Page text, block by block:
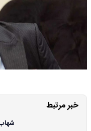
خبر مرتبط